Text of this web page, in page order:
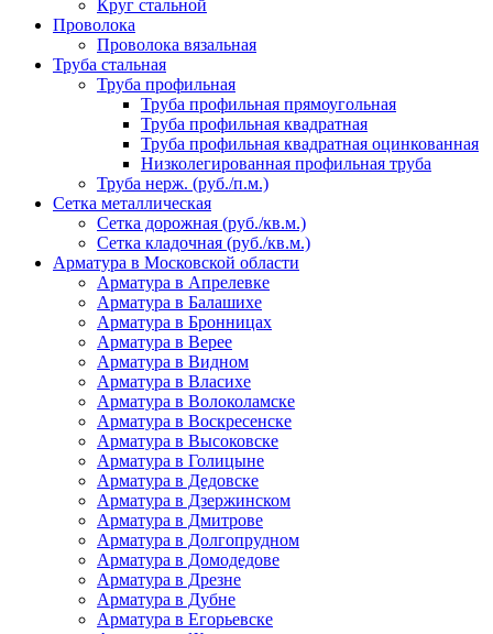
Круг стальной
Проволока
Проволока вязальная
Труба стальная
Труба профильная
Труба профильная прямоугольная
Труба профильная квадратная
Труба профильная квадратная оцинкованная
Низколегированная профильная труба
Труба нерж. (руб./п.м.)
Сетка металлическая
Сетка дорожная (руб./кв.м.)
Сетка кладочная (руб./кв.м.)
Арматура в Московской области
Арматура в Апрелевке
Арматура в Балашихе
Арматура в Бронницах
Арматура в Верее
Арматура в Видном
Арматура в Власихе
Арматура в Волоколамске
Арматура в Воскресенске
Арматура в Высоковске
Арматура в Голицыне
Арматура в Дедовске
Арматура в Дзержинском
Арматура в Дмитрове
Арматура в Долгопрудном
Арматура в Домодедове
Арматура в Дрезне
Арматура в Дубне
Арматура в Егорьевске